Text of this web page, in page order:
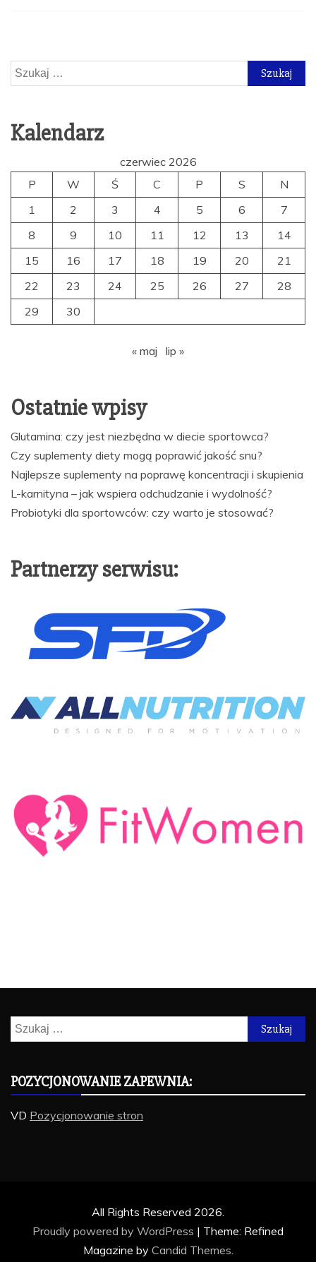
Szukaj:
Kalendarz
czerwiec 2026
P
W Ś C P S
N
1
2 3 4 5 6
7
8
9 10 11 12 13
14
15
16 17 18 19 20
21
22
23 24 25 26 27
28
29
30
« maj lip »
Ostatnie wpisy
Glutamina: czy jest niezbędna w diecie sportowca?
Czy suplementy diety mogą poprawić jakość snu?
Najlepsze suplementy na poprawę koncentracji i skupienia
L-karnityna – jak wspiera odchudzanie i wydolność?
Probiotyki dla sportowców: czy warto je stosować?
Partnerzy serwisu:
Szukaj:
POZYCJONOWANIE ZAPEWNIA:
VD Pozycjonowanie stron
All Rights Reserved 2026.
Proudly powered by WordPress | Theme: Refined
Magazine by Candid Themes